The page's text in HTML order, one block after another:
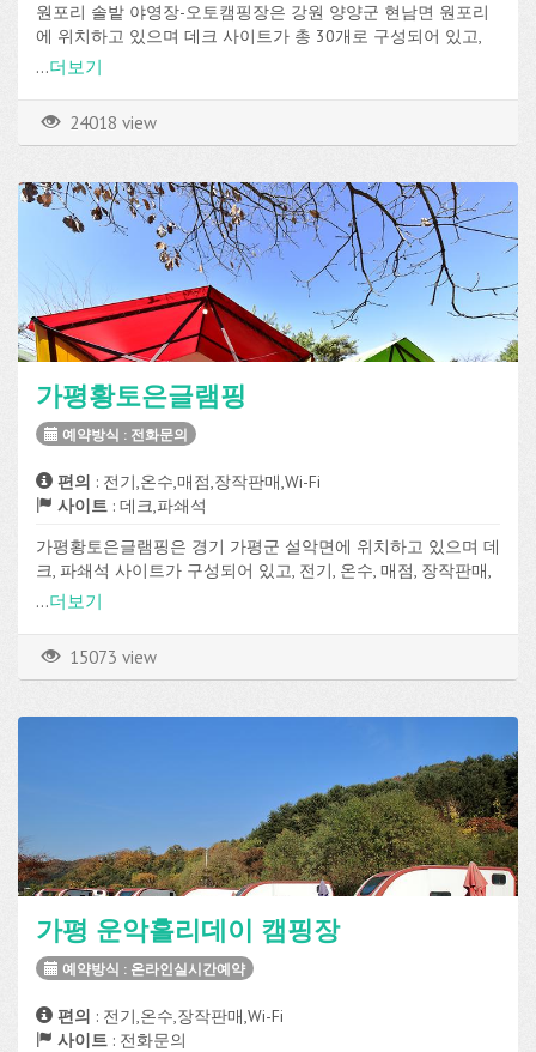
원포리 솔밭 야영장-오토캠핑장은 강원 양양군 현남면 원포리
에 위치하고 있으며 데크 사이트가 총 30개로 구성되어 있고,
전기, 온수, 화장실, 샤워실, 취사장, 매점, 장작판매, 온수샤워 등
...더보기
24018 view
가평황토은글램핑
예약방식 : 전화문의
편의 : 전기,온수,매점,장작판매,Wi-Fi
사이트 : 데크,파쇄석
가평황토은글램핑은 경기 가평군 설악면에 위치하고 있으며 데
크, 파쇄석 사이트가 구성되어 있고, 전기, 온수, 매점, 장작판매,
Wi-Fi 등의 편의시설과 운동장을 이용할 수 있습니다.
...더보기
15073 view
가평 운악홀리데이 캠핑장
예약방식 : 온라인실시간예약
편의 : 전기,온수,장작판매,Wi-Fi
사이트 : 전화문의